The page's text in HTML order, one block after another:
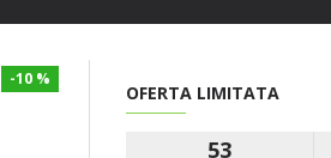
-10 %
OFERTA LIMITATA
53